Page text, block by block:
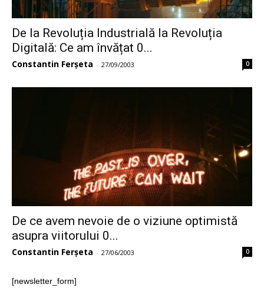
De la Revoluția Industrială la Revoluția
Digitală: Ce am învățat 0...
Constantin Ferșeta - 27/09/2003 0
De ce avem nevoie de o viziune optimistă
asupra viitorului 0...
Constantin Ferșeta - 27/06/2003 0
[newsletter_form]